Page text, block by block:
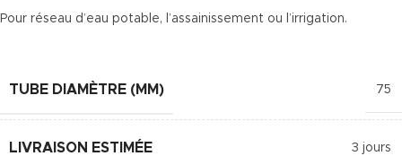
Pour réseau d’eau potable, l’assainissement ou l’irrigation.
TUBE DIAMÈTRE (MM) 75
LIVRAISON ESTIMÉE 3 jours